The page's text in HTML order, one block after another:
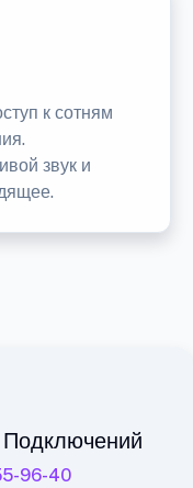
к сотням
звук и
96-40